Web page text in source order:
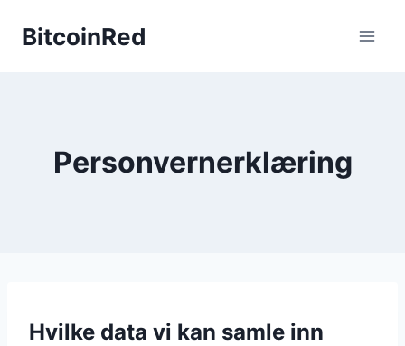
BitcoinRed
Personvernerklæring
Hvilke data vi kan samle inn